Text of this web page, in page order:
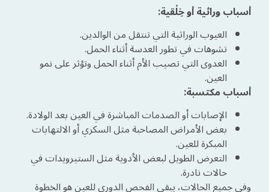
أسباب وراثية أو خِلْقية:
العيوب الوراثية التي تنتقل من الوالدين.
تشوهات في تطور العدسة أثناء الحمل.
العدوى التي تصيب الأم أثناء الحمل وتؤثر على نمو
العين.
أسباب مكتسبة:
الإصابات أو الصدمات المباشرة في العين بعد الولادة.
بعض الأمراض المصاحبة مثل السكري أو الالتهابات
المبكرة للعين.
التعرض الطويل لبعض الأدوية مثل الستيرويدات في
حالات نادرة.
وفي جميع الحالات، يبقى الفحص الدوري للعين هو الخطوة